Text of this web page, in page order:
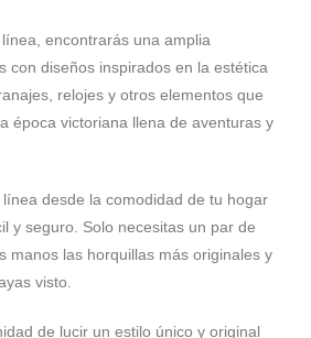
encontrarás una amplia
con diseños inspirados en la estética
relojes y otros elementos que
época victoriana llena de aventuras y
desde la comodidad de tu hogar
y seguro. Solo necesitas un par de
manos las horquillas más originales y
visto.
de lucir un estilo único y original